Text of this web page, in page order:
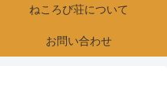
ねころび荘について
お問い合わせ